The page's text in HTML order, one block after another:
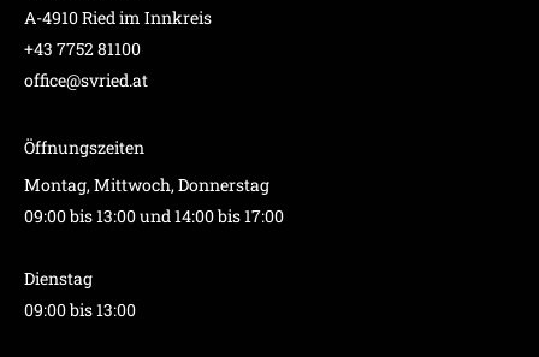
A-4910 Ried im Innkreis
+43 7752 81100
office@svried.at
Öffnungszeiten
Montag, Mittwoch, Donnerstag
09:00 bis 13:00 und 14:00 bis 17:00
Dienstag
09:00 bis 13:00